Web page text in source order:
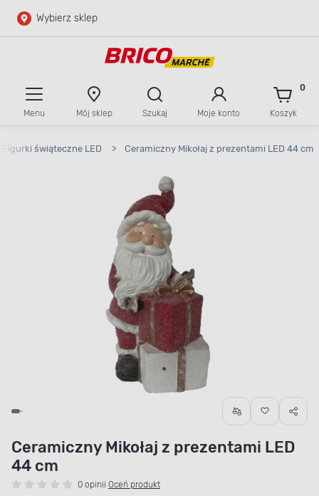
Przejdź do głównej zawartości
Wybierz sklep
Menu Mój sklep Szukaj Moje konto Koszyk
0
Figurki świąteczne LED > Ceramiczny Mikołaj z prezentami LED 44 cm
Ceramiczny Mikołaj z prezentami LED
44 cm
0 opinii Oceń produkt